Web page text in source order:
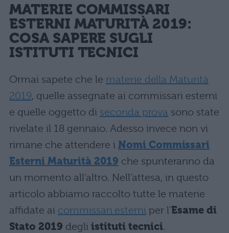
MATERIE COMMISSARI
ESTERNI MATURITÀ 2019:
COSA SAPERE SUGLI
ISTITUTI TECNICI
Ormai sapete che le materie della Maturità
2019, quelle assegnate ai commissari esterni
e quelle oggetto di seconda prova sono state
rivelate il 18 gennaio. Adesso invece non vi
rimane che attendere i Nomi Commissari
Esterni Maturità 2019 che spunteranno da
un momento all’altro. Nell’attesa, in questo
articolo abbiamo raccolto tutte le materie
affidate ai commissari esterni per l’Esame di
Stato 2019 degli istituti tecnici.